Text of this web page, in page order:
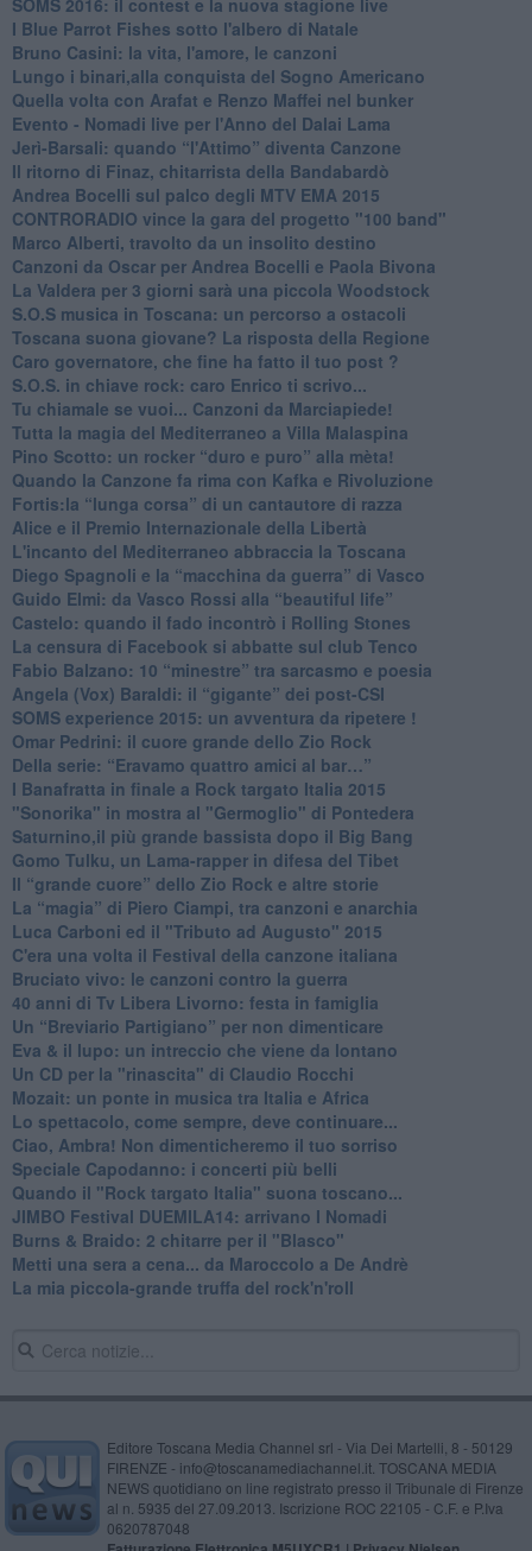
I Blue Parrot Fishes sotto l'albero di Natale
Bruno Casini: la vita, l'amore, le canzoni
​Lungo i binari,alla conquista del Sogno Americano
​Quella volta con Arafat e Renzo Maffei nel bunker
​Evento - Nomadi live per l'Anno del Dalai Lama
Jerì-Barsali: quando “l'Attimo” diventa Canzone
Il ritorno di Finaz, chitarrista della Bandabardò
Andrea Bocelli sul palco degli MTV EMA 2015
CONTRORADIO vince la gara del progetto "100 band"
Marco Alberti, travolto da un insolito destino
Canzoni da Oscar per Andrea Bocelli e Paola Bivona
La Valdera per 3 giorni sarà una piccola Woodstock
S.O.S musica in Toscana: un percorso a ostacoli
​Toscana suona giovane? La risposta della Regione
Caro governatore, che fine ha fatto il tuo post ?
S.O.S. in chiave rock: caro Enrico ti scrivo...
Tu chiamale se vuoi... Canzoni da Marciapiede!
​Tutta la magia del Mediterraneo a Villa Malaspina
​Pino Scotto: un rocker “duro e puro” alla mèta!
​Quando la Canzone fa rima con Kafka e Rivoluzione
​Fortis:la “lunga corsa” di un cantautore di razza
Alice e il Premio Internazionale della Libertà
​L'incanto del Mediterraneo abbraccia la Toscana
​Diego Spagnoli e la “macchina da guerra” di Vasco
​Guido Elmi: da Vasco Rossi alla “beautiful life”
​Castelo: quando il fado incontrò i Rolling Stones
La censura di Facebook si abbatte sul club Tenco
Fabio Balzano: 10 “minestre” tra sarcasmo e poesia
Angela (Vox) Baraldi: il “gigante” dei post-CSI
​SOMS experience 2015: un avventura da ripetere !
Omar Pedrini: il cuore grande dello Zio Rock
Della serie: “Eravamo quattro amici al bar…”
I Banafratta in finale a Rock targato Italia 2015
"Sonorika" in mostra al "Germoglio" di Pontedera
​Saturnino,il più grande bassista dopo il Big Bang
​Gomo Tulku, un Lama-rapper in difesa del Tibet
​Il “grande cuore” dello Zio Rock e altre storie
La “magia” di Piero Ciampi, tra canzoni e anarchia
Luca Carboni ed il "Tributo ad Augusto" 2015
C'era una volta il Festival della canzone italiana
Bruciato vivo: le canzoni contro la guerra
40 anni di Tv Libera Livorno: festa in famiglia
Un “Breviario Partigiano” per non dimenticare
Eva & il lupo: un intreccio che viene da lontano
Un CD per la "rinascita" di Claudio Rocchi
Mozait: un ponte in musica tra Italia e Africa
Lo spettacolo, come sempre, deve continuare...
Ciao, Ambra! Non dimenticheremo il tuo sorriso
Speciale Capodanno: i concerti più belli
Quando il "Rock targato Italia" suona toscano...
JIMBO Festival DUEMILA14: arrivano I Nomadi
Burns & Braido: 2 chitarre per il "Blasco"
Metti una sera a cena... da Maroccolo a De Andrè
La mia piccola-grande truffa del rock'n'roll
Editore Toscana Media Channel srl - Via Dei Martelli, 8 - 50129
FIRENZE - info@toscanamediachannel.it. TOSCANA MEDIA
NEWS quotidiano on line registrato presso il Tribunale di Firenze
al n. 5935 del 27.09.2013. Iscrizione ROC 22105 - C.F. e P.Iva
0620787048